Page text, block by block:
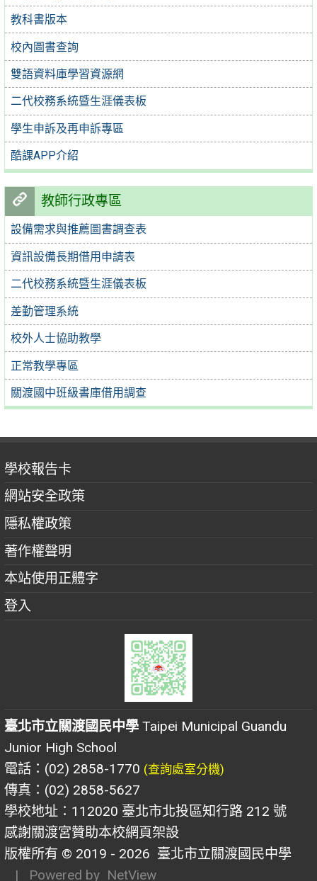
教科書版本
校內圖書查詢
雙語資料庫學習資源網
二代校務系統暨生涯儀表板
學生申訴及再申訴專區
酷課APP介紹
教師行政專區
設備需求與推薦圖書調查表
資訊設備長期借用申請表
二代校務系統暨生涯儀表板
差勤管理系統
校外人士協助教學
正常教學專區
關渡國中班級書庫借用調查
學校報告卡
網站安全政策
隱私權政策
著作權聲明
本站使用正體字
登入
臺北市立關渡國民中學 Taipei Municipal Guandu
Junior High School
電話：(02) 2858-1770 (查詢處室分機)
傳真：(02) 2858-5627
學校地址：112020 臺北市北投區知行路 212 號
感謝關渡宮贊助本校網頁架設
版權所有 © 2019 - 2026 臺北市立關渡國民中學
| Powered by NetView